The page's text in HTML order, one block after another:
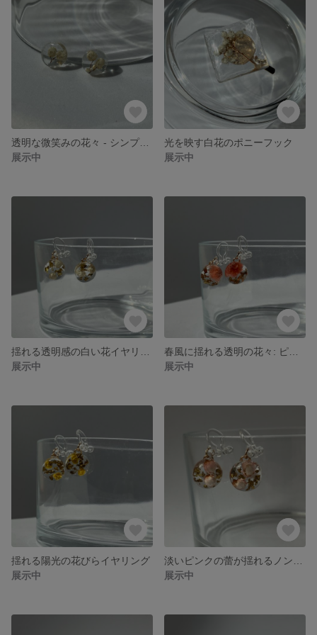
透明な微笑みの花々 - シンプルレジンピアス
展示中
光を映す白花のポニーフック
展示中
展示中
展示中
揺れる陽光の花びらイヤリング
展示中
展示中